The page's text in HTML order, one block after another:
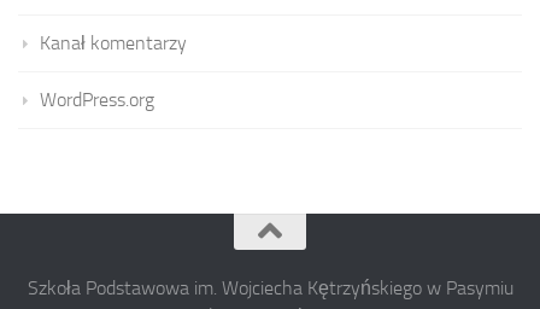
Kanał komentarzy
WordPress.org
Szkoła Podstawowa im. Wojciecha Kętrzyńskiego w Pasymiu